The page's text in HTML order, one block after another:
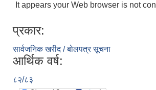
It appears your Web browser is not
प्रकार:
सार्वजनिक खरीद / बोलपत्र सूचना
आर्थिक वर्ष:
८२/८३